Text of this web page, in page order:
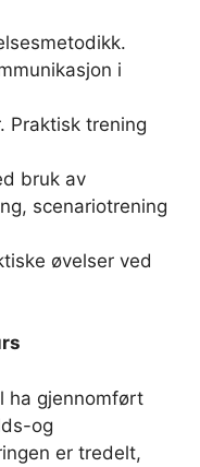
i
Praktisk trening
bruk av
scenariotrening
øvelser ved
ha gjennomført
og
er tredelt,